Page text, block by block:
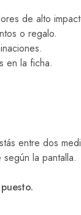
de alto
o regalo.
en la ficha.
entre dos
la pantalla.